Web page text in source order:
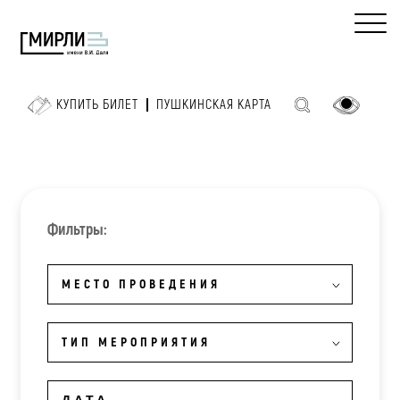
КУПИТЬ БИЛЕТ ПУШКИНСКАЯ КАРТА
Фильтры:
МЕСТО ПРОВЕДЕНИЯ
ТИП МЕРОПРИЯТИЯ